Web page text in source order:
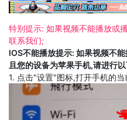
特别提示: 如果视频不能播放或
联系我们;
IOS不能播放提示: 如果视频不
且您的设备为苹果手机,请进行
1. 点击"设置"图标,打开手机的当